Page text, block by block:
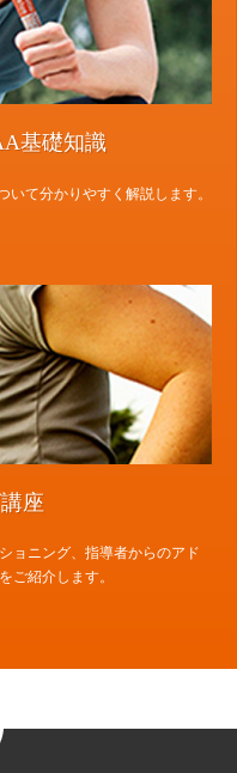
基礎知識
て分かりやすく解説します。
座
ョニング、指導者からのアド
ご紹介します。